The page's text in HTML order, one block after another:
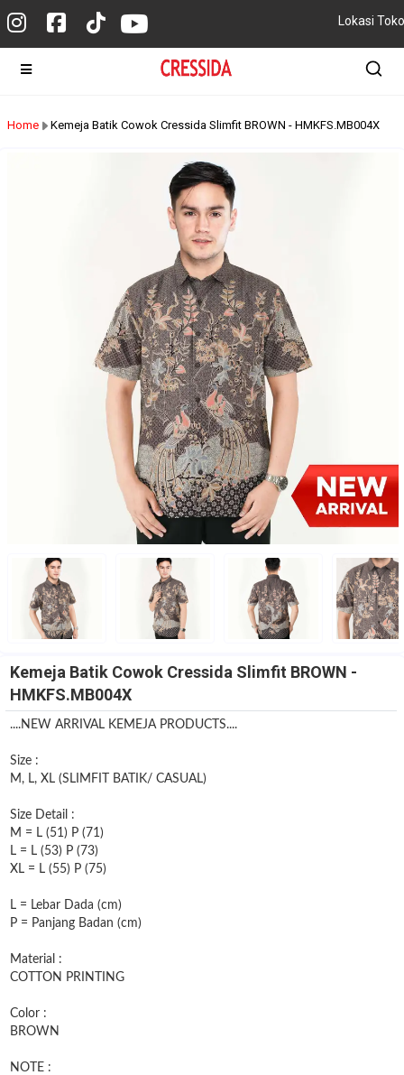
Lokasi Toko
Home Kemeja Batik Cowok Cressida Slimfit BROWN - HMKFS.MB004X
Kemeja Batik Cowok Cressida Slimfit BROWN -
HMKFS.MB004X
....NEW ARRIVAL KEMEJA PRODUCTS....
Size :
M, L, XL (SLIMFIT BATIK/ CASUAL)
Size Detail :
M = L (51) P (71)
L = L (53) P (73)
XL = L (55) P (75)
L = Lebar Dada (cm)
P = Panjang Badan (cm)
Material :
COTTON PRINTING
Color :
BROWN
NOTE :